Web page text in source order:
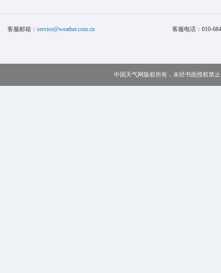
客服邮箱： service@weather.com.cn 客服电话： 010-
中国天气网版权所有，未经书面授权